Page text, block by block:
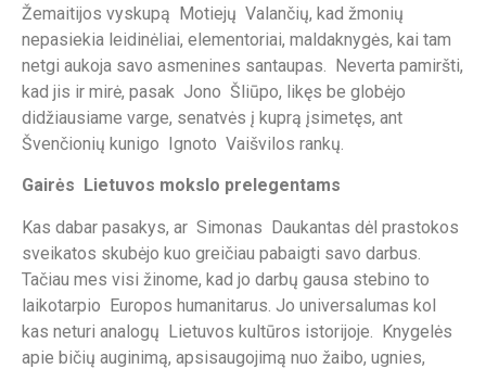
Žemaitijos vyskupą Motiejų Valančių, kad žmonių
nepasiekia leidinėliai, elementoriai, maldaknygės, kai tam
netgi aukoja savo asmenines santaupas. Neverta pamiršti,
kad jis ir mirė, pasak Jono Šliūpo, likęs be globėjo
didžiausiame varge, senatvės į kuprą įsimetęs, ant
Švenčionių kunigo Ignoto Vaišvilos rankų.
Gairės Lietuvos mokslo prelegentams
Kas dabar pasakys, ar Simonas Daukantas dėl prastokos
sveikatos skubėjo kuo greičiau pabaigti savo darbus.
Tačiau mes visi žinome, kad jo darbų gausa stebino to
laikotarpio Europos humanitarus. Jo universalumas kol
kas neturi analogų Lietuvos kultūros istorijoje. Knygelės
apie bičių auginimą, apsisaugojimą nuo žaibo, ugnies,